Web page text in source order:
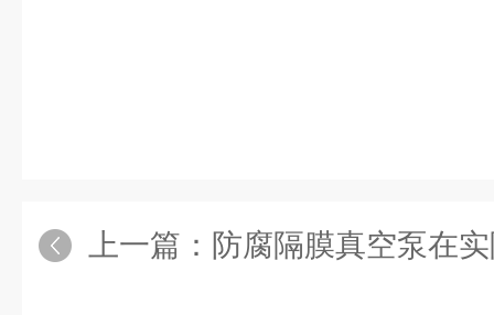
上一篇： 防腐隔膜真空泵在实际